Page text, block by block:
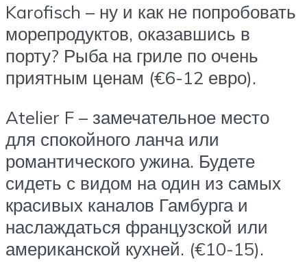
Karofisch – ну и как не попробовать
морепродуктов, оказавшись в
порту? Рыба на гриле по очень
приятным ценам (€6-12 евро).
Atelier F – замечательное место
для спокойного ланча или
романтического ужина. Будете
сидеть с видом на один из самых
красивых каналов Гамбурга и
наслаждаться французской или
американской кухней. (€10-15).